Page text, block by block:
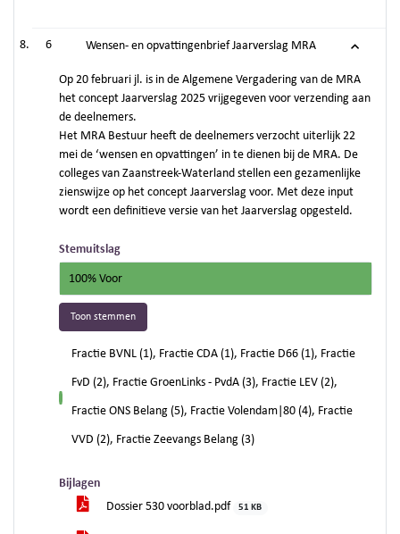
6 Wensen- en opvattingenbrief Jaarverslag MRA
Op 20 februari jl. is in de Algemene Vergadering van de MRA
het concept Jaarverslag 2025 vrijgegeven voor verzending aan
de deelnemers.
Het MRA Bestuur heeft de deelnemers verzocht uiterlijk 22
mei de ‘wensen en opvattingen’ in te dienen bij de MRA. De
colleges van Zaanstreek-Waterland stellen een gezamenlijke
zienswijze op het concept Jaarverslag voor. Met deze input
wordt een definitieve versie van het Jaarverslag opgesteld.
Stemuitslag
100% Voor
Toon stemmen
voor
Fractie BVNL (1), Fractie CDA (1), Fractie D66 (1), Fractie
FvD (2), Fractie GroenLinks - PvdA (3), Fractie LEV (2),
Fractie ONS Belang (5), Fractie Volendam|80 (4), Fractie
VVD (2), Fractie Zeevangs Belang (3)
Bijlagen
Dossier 530 voorblad.pdf
51 KB